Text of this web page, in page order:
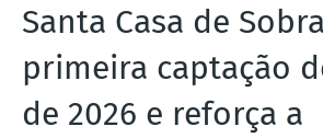
Santa Casa de
primeira captação
de 2026 e reforça a